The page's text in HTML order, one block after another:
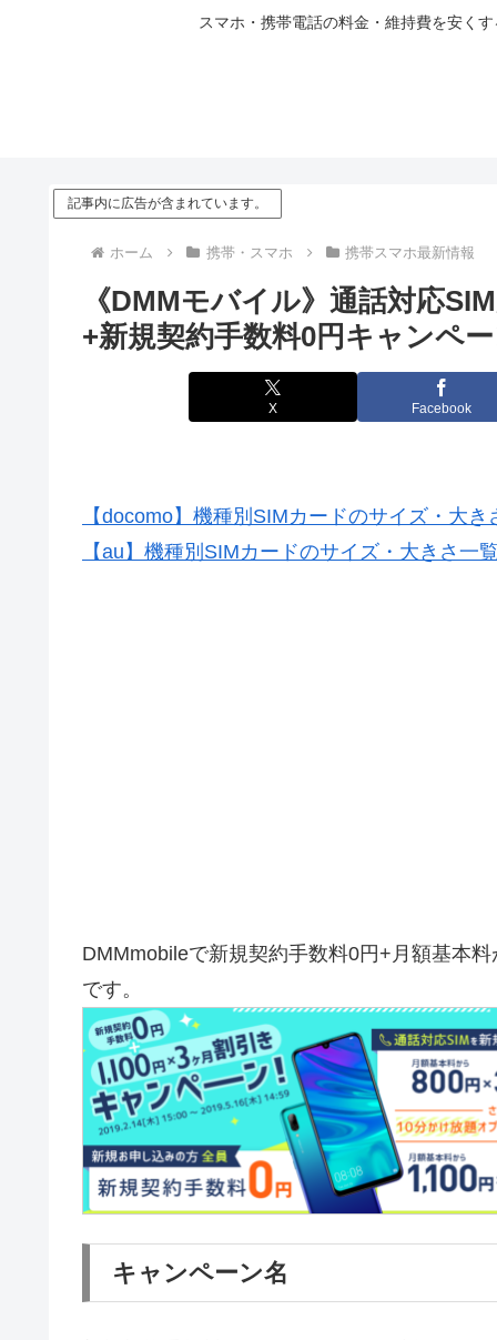
スマホ・携帯電話の料金・維持費を安く
記事内に広告が含まれています。
ホーム 携帯・スマホ 携帯スマホ最新情報
《DMMモバイル》通話対応
+新規契約手数料0円キャンペ
X Facebook
【docomo】機種別SIMカードのサイズ・大き
【au】機種別SIMカードのサイズ・大きさ一
DMMmobileで新規契約手数料0円+月額基本
です。
キャンペーン名